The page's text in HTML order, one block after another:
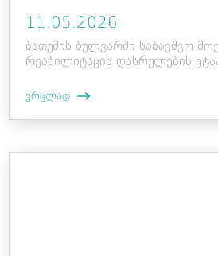
11.05.2026
ბათუმის ბულვარში საბავშვო
რეაბილიტაცია დასრულების
ვრცლად